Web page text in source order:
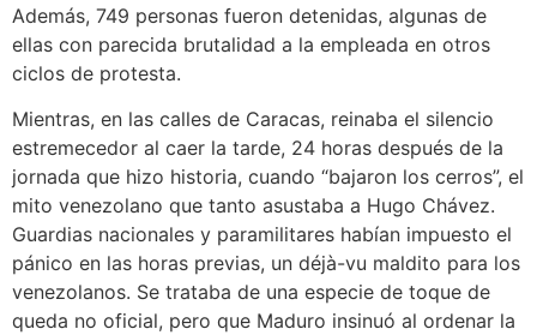
Además, 749 personas fueron detenidas, algunas de
ellas con parecida brutalidad a la empleada en otros
ciclos de protesta.
Mientras, en las calles de Caracas, reinaba el silencio
estremecedor al caer la tarde, 24 horas después de la
jornada que hizo historia, cuando “bajaron los cerros”, el
mito venezolano que tanto asustaba a Hugo Chávez.
Guardias nacionales y paramilitares habían impuesto el
pánico en las horas previas, un déjà-vu maldito para los
venezolanos. Se trataba de una especie de toque de
queda no oficial, pero que Maduro insinuó al ordenar la